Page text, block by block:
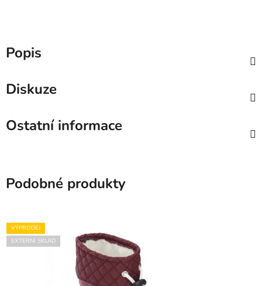
Popis
Diskuze
Ostatní informace
Podobné produkty
VÝPRODEJ
EXTERNÍ SKLAD